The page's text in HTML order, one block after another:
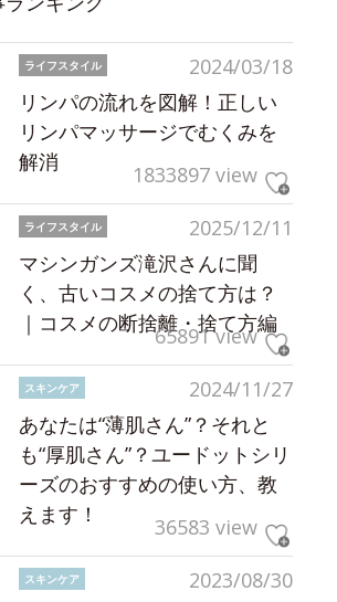
2024/03/18
ライフスタイル
リンパの流れを図解！正しい
リンパマッサージでむくみを
解消
1833897 view
2025/12/11
ライフスタイル
マシンガンズ滝沢さんに聞
く、古いコスメの捨て方は？
｜コスメの断捨離・捨て方編
65891 view
2024/11/27
スキンケア
あなたは“薄肌さん”？それと
も“厚肌さん”？ユードットシリ
ーズのおすすめの使い方、教
えます！
36583 view
2023/08/30
スキンケア